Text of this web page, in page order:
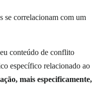
se correlacionam com um
conteúdo de conflito
específico relacionado ao
mais especificamente,